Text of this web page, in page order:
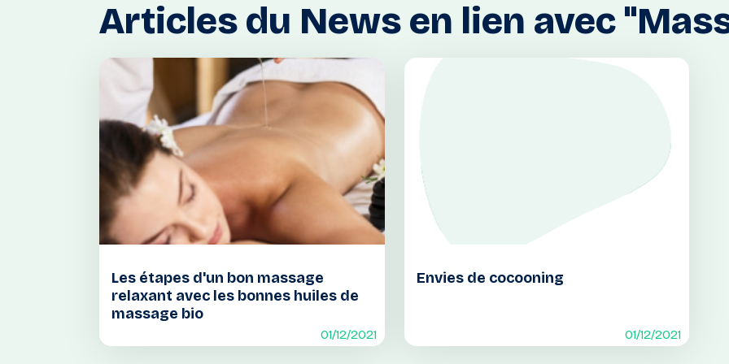
Articles du News en lien avec
Les étapes d'un bon massage
relaxant avec les bonnes huiles de
massage bio
01/12/2021
Envies de cocooning
01/12/2021